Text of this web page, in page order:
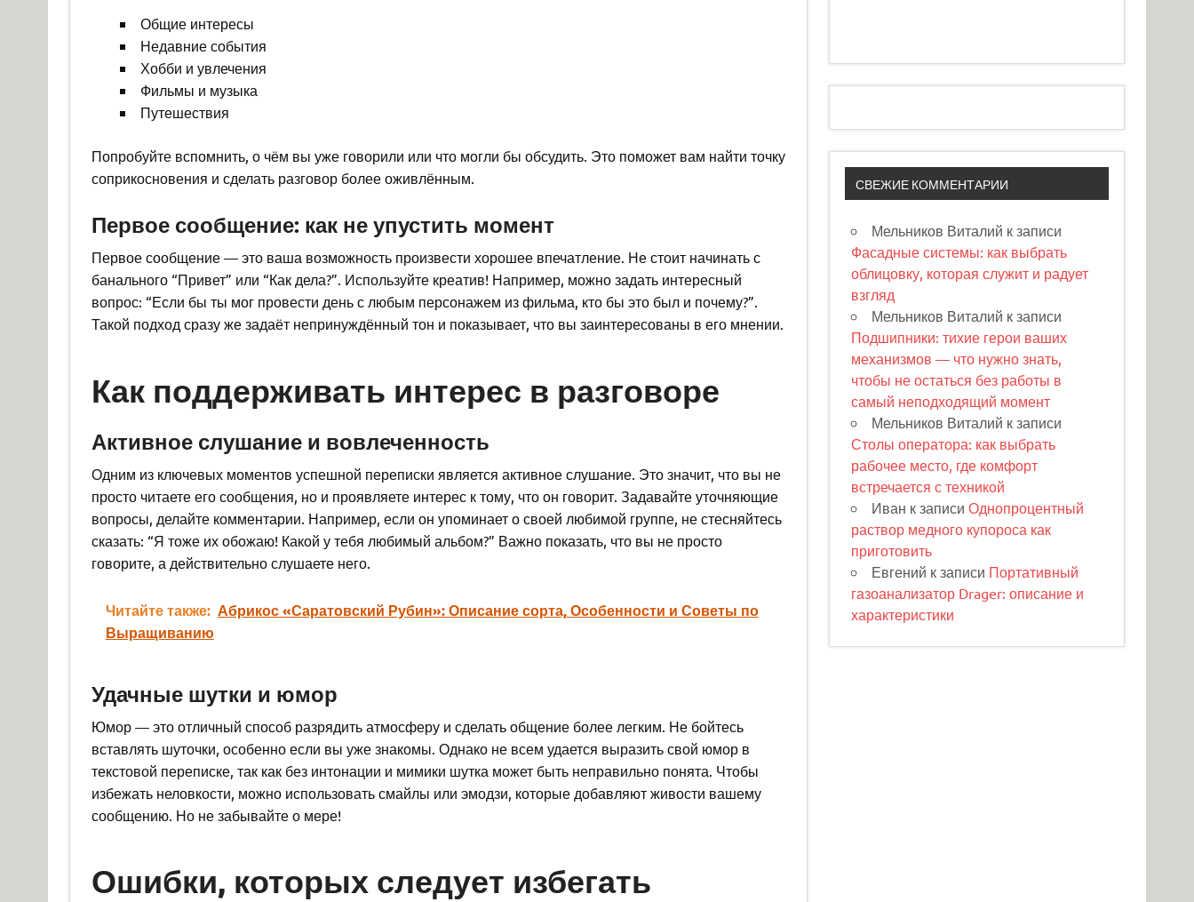
Общие интересы
Недавние события
Хобби и увлечения
Фильмы и музыка
Путешествия
Попробуйте вспомнить, о чём вы уже говорили или что могли бы обсудить. Это поможет вам найти точку
соприкосновения и сделать разговор более оживлённым.
Первое сообщение: как не упустить момент
Первое сообщение — это ваша возможность произвести хорошее впечатление. Не стоит начинать с
банального “Привет” или “Как дела?”. Используйте креатив! Например, можно задать интересный
вопрос: “Если бы ты мог провести день с любым персонажем из фильма, кто бы это был и почему?”.
Такой подход сразу же задаёт непринуждённый тон и показывает, что вы заинтересованы в его мнении.
Как поддерживать интерес в разговоре
Активное слушание и вовлеченность
Одним из ключевых моментов успешной переписки является активное слушание. Это значит, что вы не
просто читаете его сообщения, но и проявляете интерес к тому, что он говорит. Задавайте уточняющие
вопросы, делайте комментарии. Например, если он упоминает о своей любимой группе, не стесняйтесь
сказать: “Я тоже их обожаю! Какой у тебя любимый альбом?” Важно показать, что вы не просто
говорите, а действительно слушаете него.
Читайте также: Абрикос «Саратовский Рубин»: Описание сорта, Особенности и Советы по
Выращиванию
Удачные шутки и юмор
Юмор — это отличный способ разрядить атмосферу и сделать общение более легким. Не бойтесь
вставлять шуточки, особенно если вы уже знакомы. Однако не всем удается выразить свой юмор в
текстовой переписке, так как без интонации и мимики шутка может быть неправильно понята. Чтобы
избежать неловкости, можно использовать смайлы или эмодзи, которые добавляют живости вашему
сообщению. Но не забывайте о мере!
Ошибки, которых следует избегать
СВЕЖИЕ КОММЕНТАРИИ
Мельников Виталий к записи
Фасадные системы: как выбрать
облицовку, которая служит и радует
взгляд
Мельников Виталий к записи
Подшипники: тихие герои ваших
механизмов — что нужно знать,
чтобы не остаться без работы в
самый неподходящий момент
Мельников Виталий к записи
Столы оператора: как выбрать
рабочее место, где комфорт
встречается с техникой
Иван к записиОднопроцентный
раствор медного купороса как
приготовить
Евгений к записи Портативный
газоанализатор Drager: описание и
характеристики